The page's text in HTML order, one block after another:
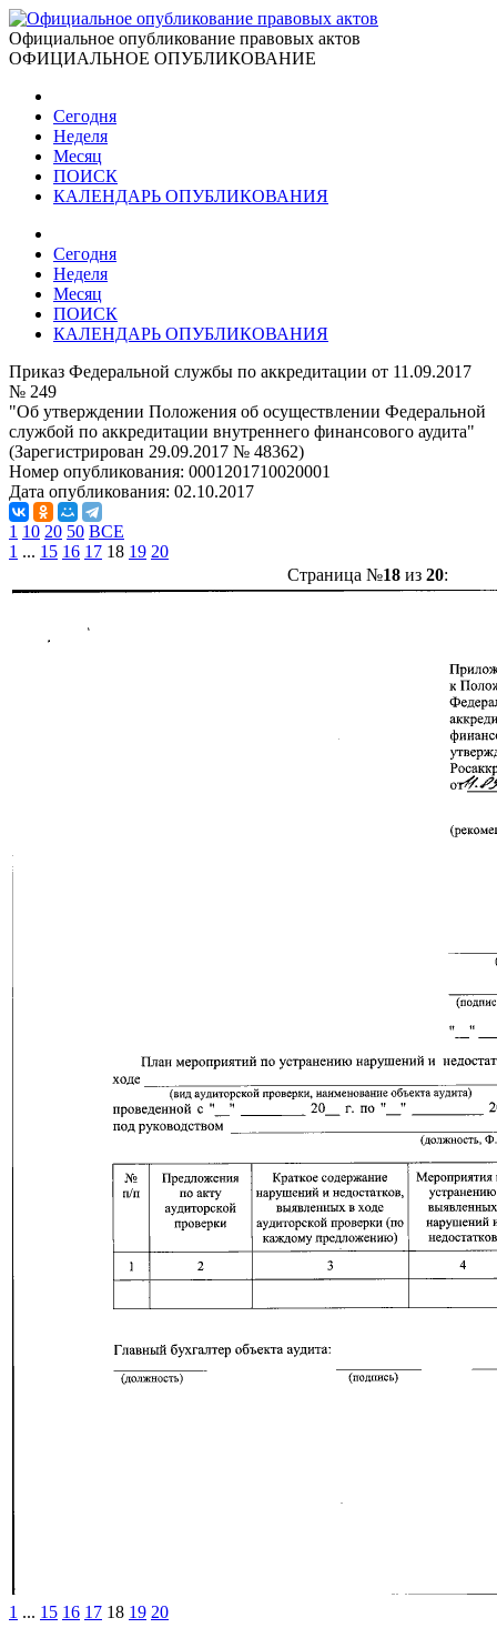
Официальное опубликование правовых актов
ОФИЦИАЛЬНОЕ ОПУБЛИКОВАНИЕ
Сегодня
Неделя
Месяц
ПОИСК
КАЛЕНДАРЬ ОПУБЛИКОВАНИЯ
Сегодня
Неделя
Месяц
ПОИСК
КАЛЕНДАРЬ ОПУБЛИКОВАНИЯ
Приказ Федеральной службы по аккредитации от 11.09.2017
№ 249
"Об утверждении Положения об осуществлении Федеральной
службой по аккредитации внутреннего финансового аудита"
(Зарегистрирован 29.09.2017 № 48362)
Номер опубликования: 0001201710020001
Дата опубликования: 02.10.2017
1 10 20 50 ВСЕ
1 ... 15 16 17 18 19 20
Страница №18из 20:
1 ... 15 16 17 18 19 20